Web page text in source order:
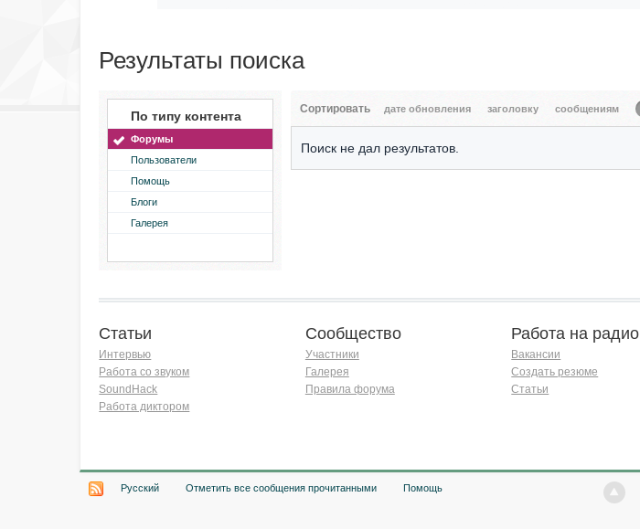
Результаты поиска
По типу контента
Форумы
Пользователи
Помощь
Блоги
Галерея
Сортировать дате обновления заголовку сообщениям
Поиск не дал результатов.
Статьи
Интервью
Работа со звуком
SoundHack
Работа диктором
Сообщество
Участники
Галерея
Правила форума
Работа на радио
Вакансии
Создать резюме
Статьи
Русский Отметить все сообщения прочитанными Помощь